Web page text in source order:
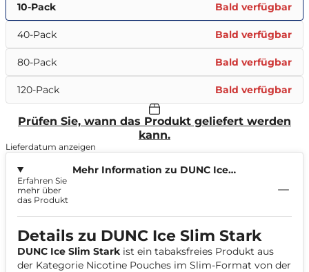
10-Pack Bald verfügbar
40-Pack Bald verfügbar
80-Pack Bald verfügbar
120-Pack Bald verfügbar
Prüfen Sie, wann das Produkt geliefert werden
kann.
Lieferdatum anzeigen
Mehr Information zu DUNC Ice
Erfahren Sie
mehr über
das Produkt
Details zu DUNC Ice Slim Stark
DUNC Ice Slim Stark ist ein tabaksfreies Produkt aus
der Kategorie Nicotine Pouches im Slim-Format von der